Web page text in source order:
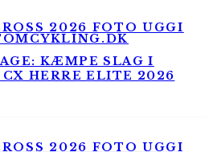
KÆMPE SLAG I
HERRE ELITE 2026